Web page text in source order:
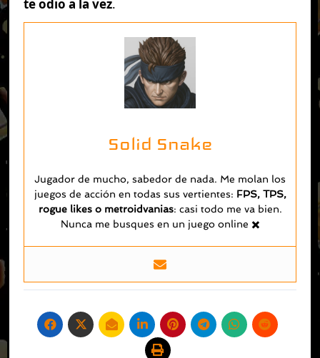
te odio a la vez.
Solid Snake
Jugador de mucho, sabedor de nada. Me molan los
juegos de acción en todas sus vertientes: FPS, TPS,
rogue likes o metroidvanias: casi todo me va bien.
Nunca me busques en un juego online ✖️